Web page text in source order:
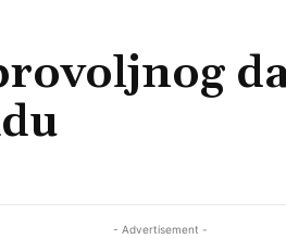
- Advertisement -